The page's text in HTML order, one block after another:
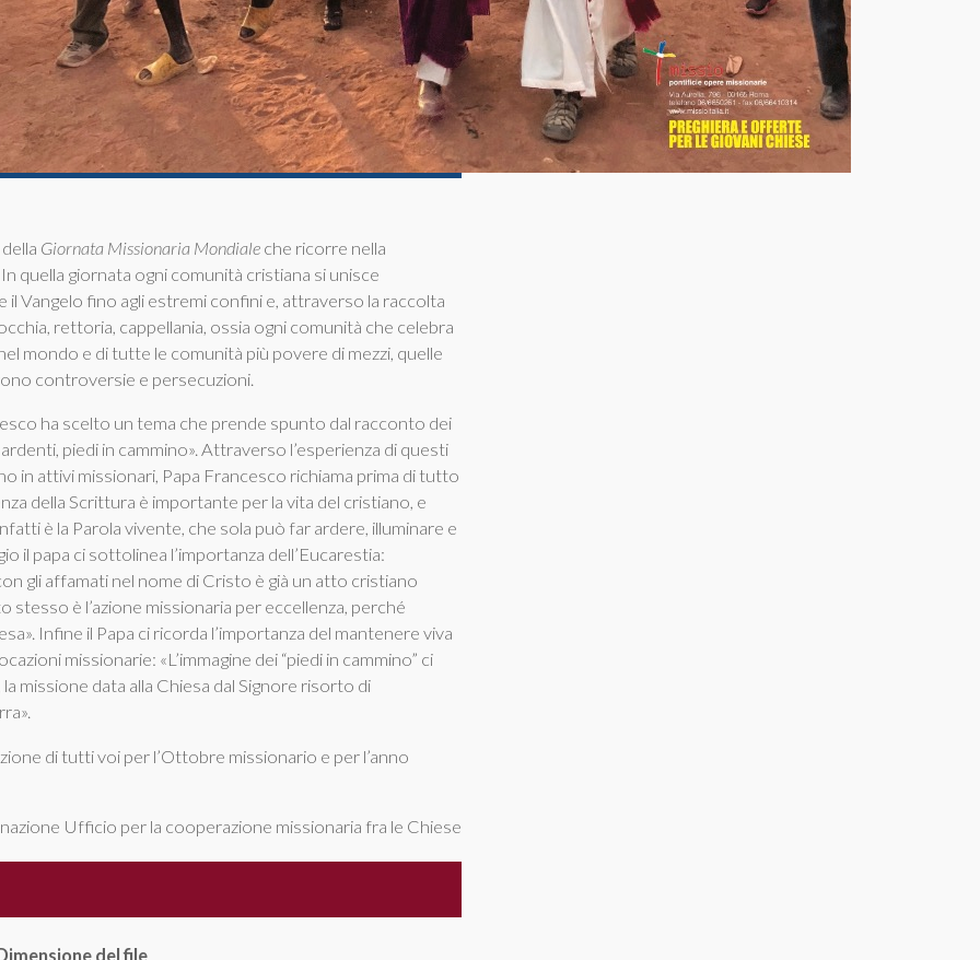
Giornata Missionaria Mondiale che ricorre nella
In quella giornata ogni comunità cristiana si unisce
Vangelo fino agli estremi confini e, attraverso la raccolta
rettoria, cappellania, ossia ogni comunità che celebra
mondo e di tutte le comunità più povere di mezzi, quelle
controversie e persecuzioni.
ha scelto un tema che prende spunto dal racconto dei
piedi in cammino». Attraverso l’esperienza di questi
in attivi missionari, Papa Francesco richiama prima di tutto
della Scrittura è importante per la vita del cristiano, e
è la Parola vivente, che sola può far ardere, illuminare e
il papa ci sottolinea l’importanza dell’Eucarestia:
gli affamati nel nome di Cristo è già un atto cristiano
è l’azione missionaria per eccellenza, perché
Infine il Papa ci ricorda l’importanza del mantenere viva
missionarie: «L’immagine dei “piedi in cammino” ci
la missione data alla Chiesa dal Signore risorto di
di tutti voi per l’Ottobre missionario e per l’anno
Ufficio per la cooperazione missionaria fra le Chiese